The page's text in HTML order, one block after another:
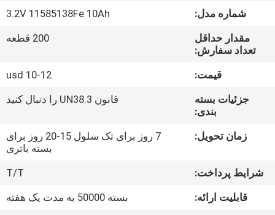
درباره
کارخانه
کنترل
شماره مدل:
3.2V 11585138Fe 10Ah
مقدار حداقل
تعداد سفارش:
200 قطعه
قیمت:
usd 10-12
جزئیات بسته
بندی:
قانون UN38.3 را دنبال کنید
زمان تحویل:
7 روز برای تک سلول 15-20 روز برای
بسته باتری
شرایط پرداخت:
T/T
قابلیت ارائه:
بسته 50000 به مدت یک هفته